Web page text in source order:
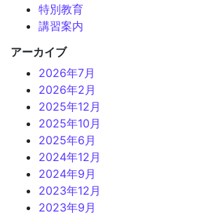
特別教育
講習案内
アーカイブ
2026年7月
2026年2月
2025年12月
2025年10月
2025年6月
2024年12月
2024年9月
2023年12月
2023年9月